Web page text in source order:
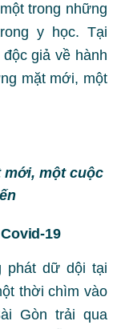
trong những
y học. Tại
giả về hành
mặt mới, một
một cuộc
19
phát dữ dội tại
thời chìm vào
Gòn trải qua